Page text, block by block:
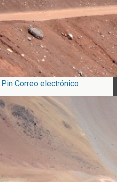
Pin Correo electrónico